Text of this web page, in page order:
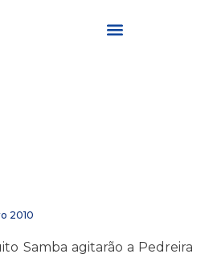
2010
Samba agitarão a Pedreira